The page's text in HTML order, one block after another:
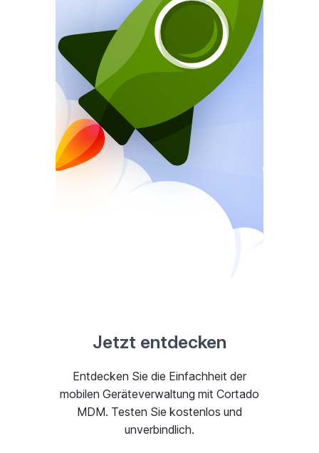
Jetzt entdecken
Entdecken Sie die Einfachheit der
mobilen Geräteverwaltung mit Cortado
MDM. Testen Sie kostenlos und
unverbindlich.